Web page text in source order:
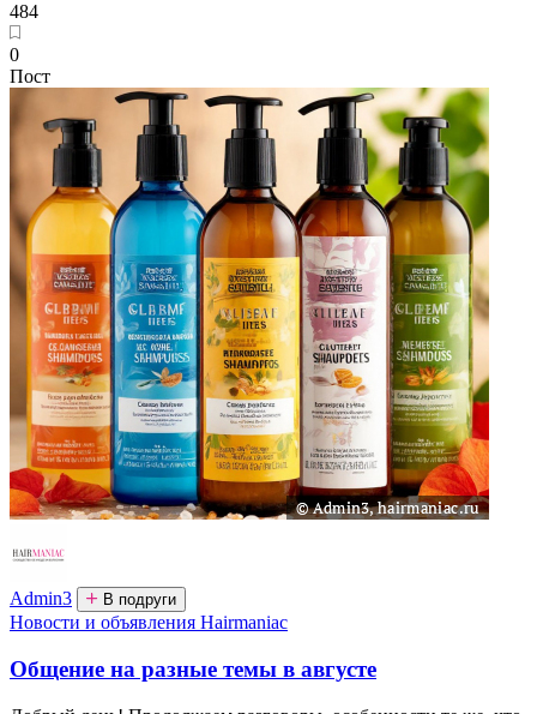
484
0
Пост
Admin3 В подруги
Новости и объявления Hairmaniac
Общение на разные темы в августе